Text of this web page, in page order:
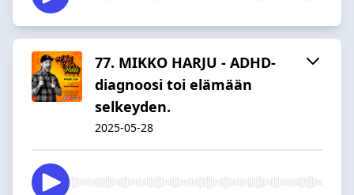
77. MIKKO HARJU - ADHD-
diagnoosi toi elämään
selkeyden.
2025-05-28